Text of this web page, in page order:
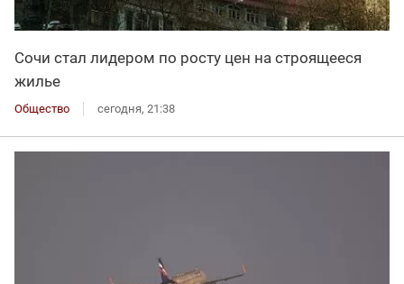
Сочи стал лидером по росту цен на строящееся
жилье
Общество сегодня, 21:38